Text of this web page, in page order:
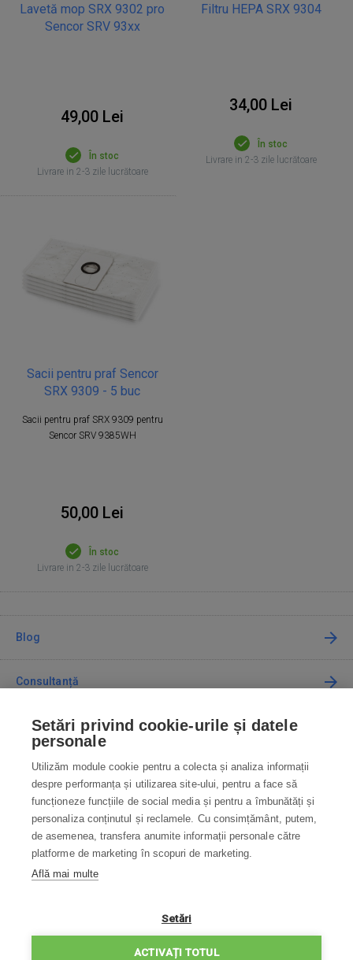
Lavetă mop SRX 9302 pro
Sencor SRV 93xx
49,00 Lei
În stoc
Livrare in 2-3 zile lucrătoare
Filtru HEPA SRX 9304
34,00 Lei
În stoc
Livrare in 2-3 zile lucrătoare
Sacii pentru praf Sencor
SRX 9309 - 5 buc
Sacii pentru praf SRX 9309 pentru
Sencor SRV 9385WH
50,00 Lei
În stoc
Livrare in 2-3 zile lucrătoare
Blog
Consultanță
Cum cumpăr
Contact
Contactați-ne
info@robotworld.ro
031 22 97 010
POLITICA DE CONFIDENȚIALITATE
Setări privind cookie-urile și datele
personale
Utilizăm module cookie pentru a colecta și analiza informații
despre performanța și utilizarea site-ului, pentru a face să
funcționeze funcțiile de social media și pentru a îmbunătăți și
personaliza conținutul și reclamele. Cu consimțământ, putem,
de asemenea, transfera anumite informații personale către
platforme de marketing în scopuri de marketing.
Află mai multe
Setări
ACTIVAȚI TOTUL